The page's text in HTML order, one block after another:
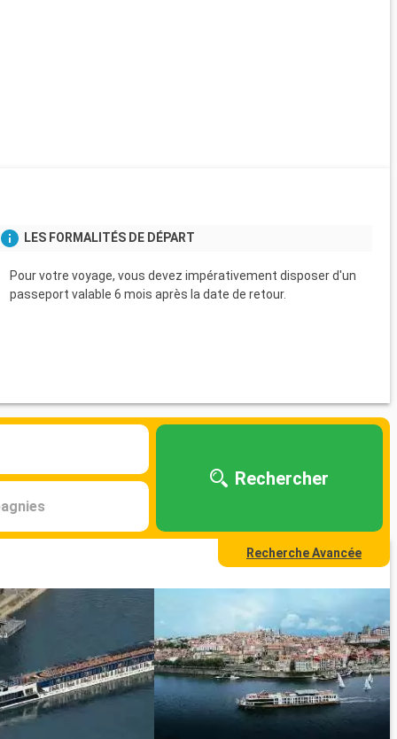
LES FORMALITÉS DE DÉPART
Pour votre voyage, vous devez impérativement disposer d'un
passeport valable 6 mois après la date de retour.
Rechercher
Recherche Avancée